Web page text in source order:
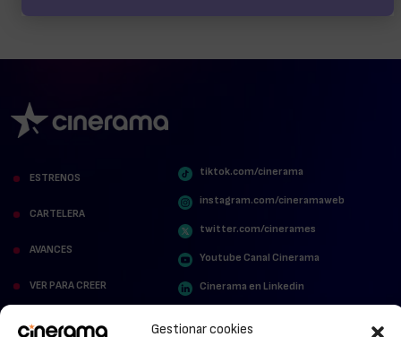
Gestionar cookies
ESTRENOS
CARTELERA
AVANCES
VER PARA CREER
tiktok.com/cinerama
instagram.com/cineramaweb
twitter.com/cinerames
Youtube Canal Cinerama
Cinerama en Linkedin